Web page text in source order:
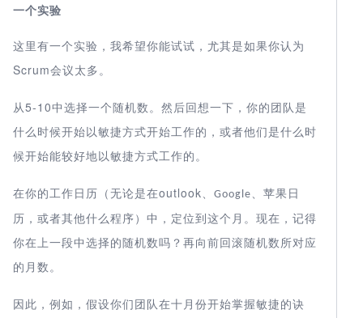
一个实验
这里有一个实验，我希望你能试试，尤其是如果你认为
Scrum会议太多。
从 5-10中选择一个随机数。然后回想一下，你的团队是
什么时候开始以敏捷方式开始工作的，或者他们是什么时
候开始能较好地以敏捷方式工作的。
在你的工作日历（无论是在outlook Google 、苹果日
历，或者其他什么程序）中，定位到这个月。现在，记得
你在上一段中选择的随机数吗？再向前回滚随机数所对应
的月数。
因此，例如，假设你们团队在十月份开始掌握敏捷的诀